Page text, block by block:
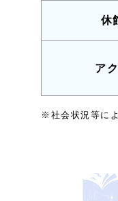
休
ア
※社会状況等に